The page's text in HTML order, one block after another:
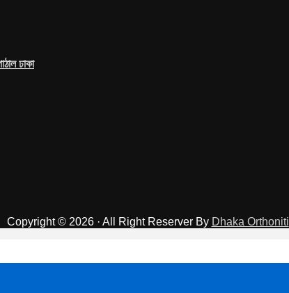
ঢাকা
Copyright © 2026 · All Right Reserver By Dhaka Orthoniti